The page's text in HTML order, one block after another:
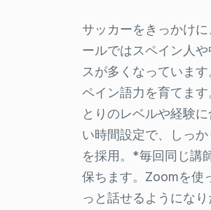
サッカーをきっかけ
ールではスペイン人
スが多くなっていま
ペイン語力を育てま
とりのレベルや経験
い時間設定で、しっ
を採用。*毎回同じ講
保ちます。Zoomを使
っと話せるようにな